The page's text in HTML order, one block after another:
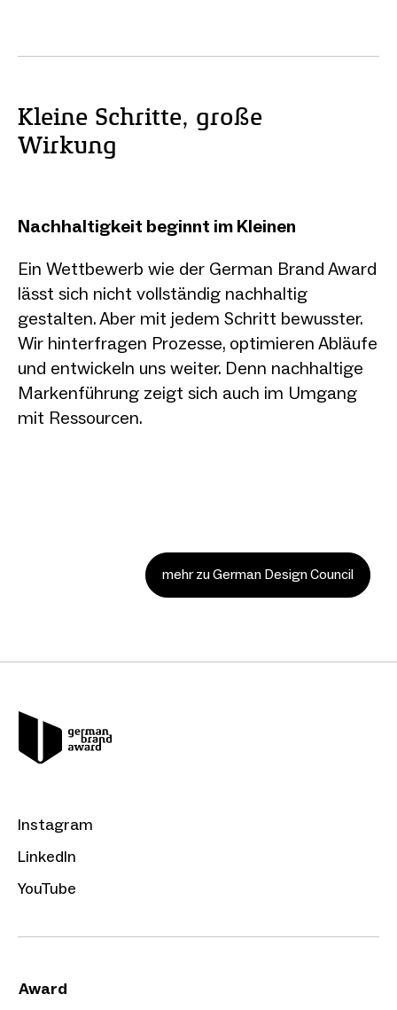
Kleine Schritte, große
Wirkung
Nachhaltigkeit beginnt im Kleinen
Ein Wettbewerb wie der German Brand Award
lässt sich nicht vollständig nachhaltig
gestalten. Aber mit jedem Schritt bewusster.
Wir hinterfragen Prozesse, optimieren Abläufe
und entwickeln uns weiter. Denn nachhaltige
Markenführung zeigt sich auch im Umgang
mit Ressourcen.
mehr zu German Design Council
Instagram
LinkedIn
YouTube
Award